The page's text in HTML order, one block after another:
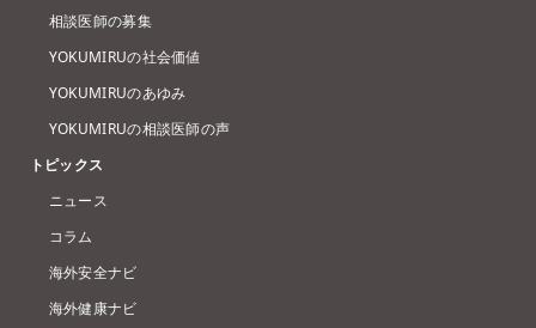
相談医師の募集
YOKUMIRUの社会価値
YOKUMIRUのあゆみ
YOKUMIRUの相談医師の声
トピックス
ニュース
コラム
海外安全ナビ
海外健康ナビ